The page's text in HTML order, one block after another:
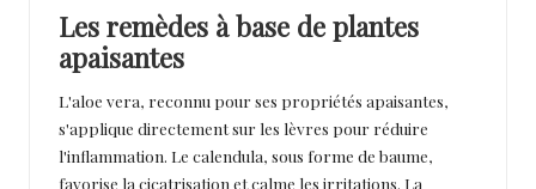
Les remèdes à base de plantes
apaisantes
L'aloe vera, reconnu pour ses propriétés apaisantes,
s'applique directement sur les lèvres pour réduire
l'inflammation. Le calendula, sous forme de baume,
favorise la cicatrisation et calme les irritations. La